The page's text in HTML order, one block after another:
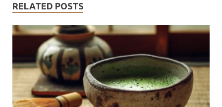
RELATED POSTS